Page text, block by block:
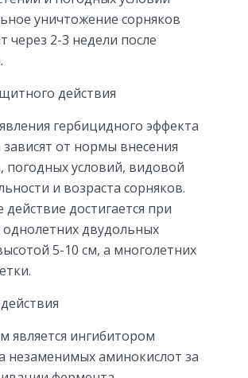
уничтожение сорняков
через 2-3 недели после
действия
гербицидного эффекта
от нормы внесения
погодных условий, видовой
и возраста сорняков.
достигается при
однолетних двудольных
5-10 см, а многолетних
является ингибитором
незаменимых аминокислот за